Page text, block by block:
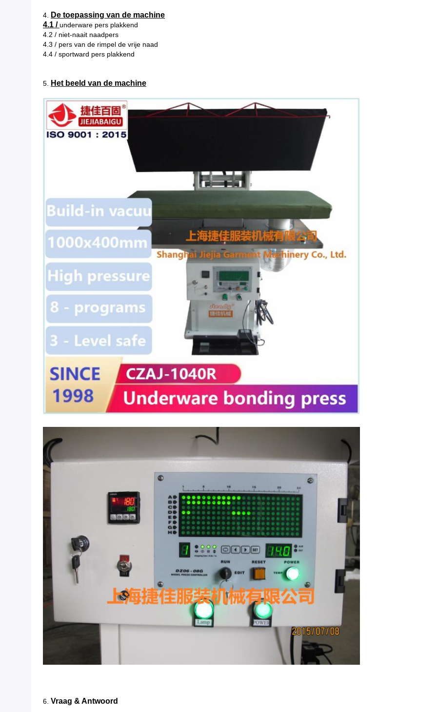
4.
De toepassing van de machine
4.1 /underware pers plakkend
4.2 / niet-naait naadpers
4.3 / pers van de rimpel de vrije naad
4.4 / sportward pers plakkend
5. Het beeld van de machine
6. Vraag & Antwoord